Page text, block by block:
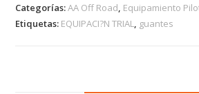
Categorías:AA Off Road, Equipamiento
Etiquetas: EQUIPACI?N TRIAL, guantes